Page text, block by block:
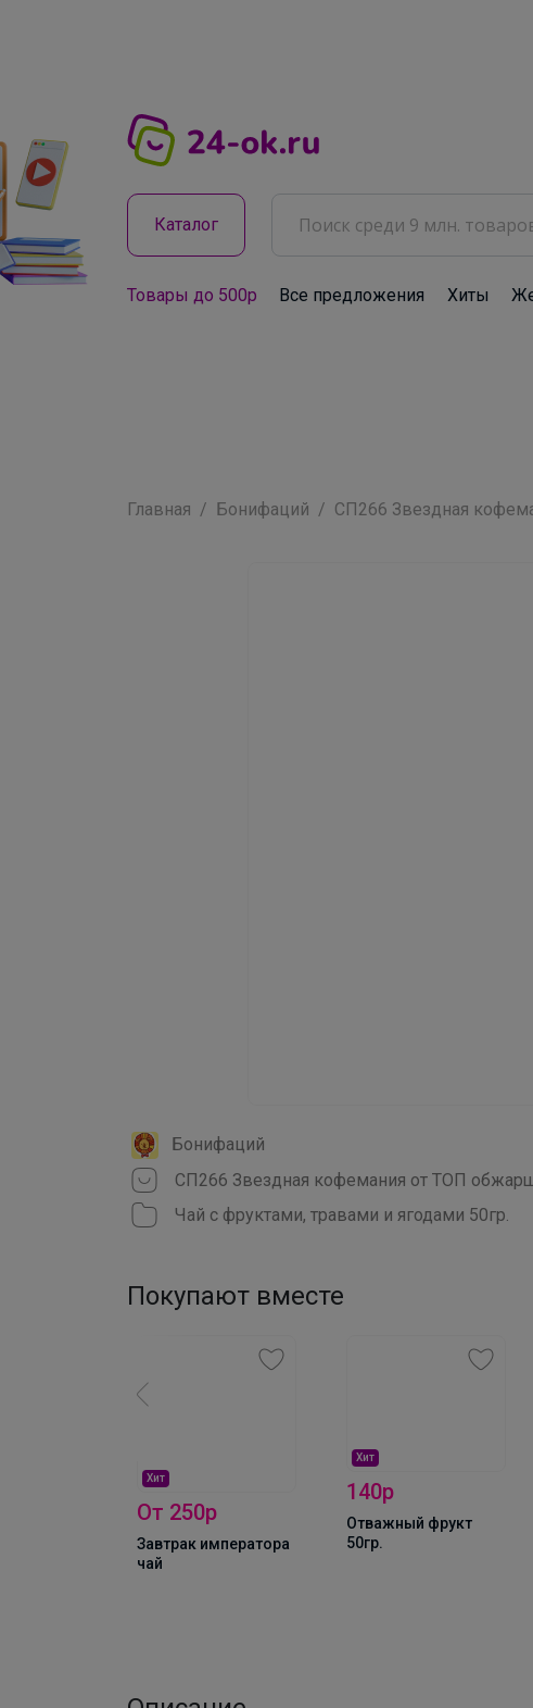
Каталог
Товары до 500р Все предложения Хиты
Главная Бонифаций СП266 Звездная
Бонифаций
Чай с фруктами, травами и ягодами 50гр.
Покупают вместе
Хит
От 250р
Завтрак императора
чай
Хит
140р
Отважный фрукт
50гр.